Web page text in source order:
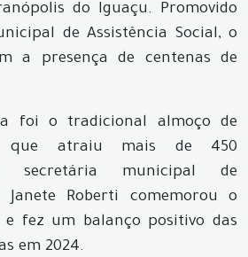
do Iguaçu. Promovido
de Assistência Social, o
a presença de centenas de
foi o tradicional almoço de
que atraiu mais de 450
secretária municipal de
Janete Roberti comemorou o
e fez um balanço positivo das
em 2024.